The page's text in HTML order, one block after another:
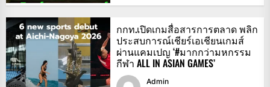
กกท.เปิดเกมสื่อสารการตลาด พลิก
ประสบการณ์เชียร์เอเชียนเกมส์
ผ่านแคมเปญ ‘#มากกว่ามหกรรม
กีฬา ALL IN ASIAN GAMES’
Admin